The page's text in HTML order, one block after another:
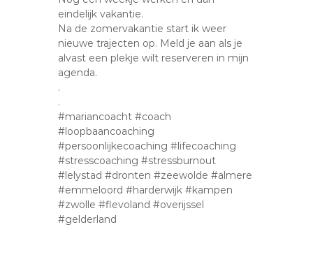
eindelijk vakantie.
Na de zomervakantie start ik weer
nieuwe trajecten op. Meld je aan als je
alvast een plekje wilt reserveren in mijn
agenda.
.
.
#mariancoacht #coach
#loopbaancoaching
#persoonlijkecoaching #lifecoaching
#stresscoaching #stressburnout
#lelystad #dronten #zeewolde #almere
#emmeloord #harderwijk #kampen
#zwolle #flevoland #overijssel
#gelderland